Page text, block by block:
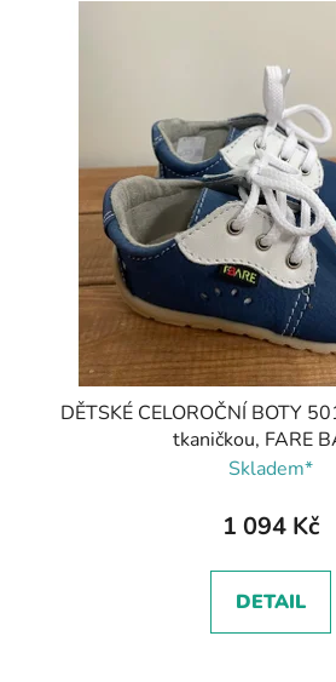
DĚTSKÉ CELOROČNÍ BOTY
tkaničkou, FARE
Skladem*
1 094 Kč
DETAIL